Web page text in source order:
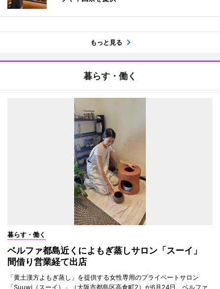
もっと見る
暮らす・働く
暮らす・働く
ベルファ都島近くによもぎ蒸しサロン「スーイ」
間借り営業経て出店
「黄土漢方よもぎ蒸し」を提供する女性専用のプライベートサロン
「Suuwi（スーイ）」（大阪市都島区高倉町2）が6月24日、ベルファ